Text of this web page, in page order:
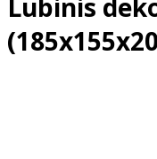
Lubinis